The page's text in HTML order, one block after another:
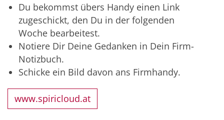
Du bekommst übers Handy einen Link
zugeschickt, den Du in der folgenden
Woche bearbeitest.
Notiere Dir Deine Gedanken in Dein Firm-
Notizbuch.
Schicke ein Bild davon ans Firmhandy.
www.spiricloud.at